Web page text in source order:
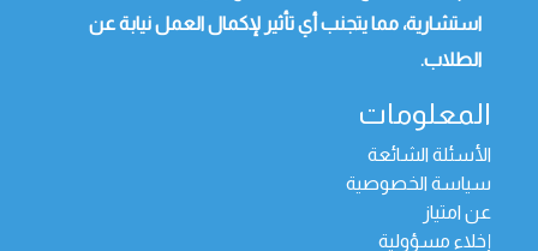
استشارية، مما يتجنب أي تأثير لإكمال العمل نيابة عن
الطلاب.
المعلومات
الأسئلة الشائعة
سياسة الخصوصية
عن امتياز
إخلاء مسؤولية